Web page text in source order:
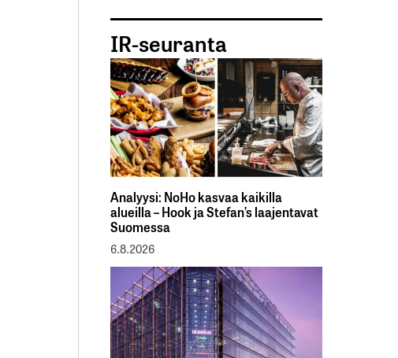
IR-seuranta
Analyysi: NoHo kasvaa kaikilla
alueilla – Hook ja Stefan’s laajentavat
Suomessa
6.8.2026